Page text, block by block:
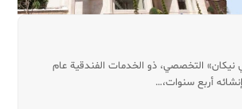
التخصصي، ذو الخدمات الفندقية عام